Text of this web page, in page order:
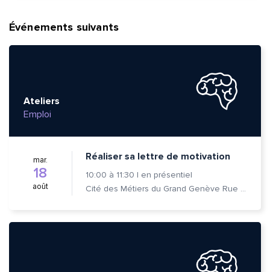
Événements suivants
Ateliers
Emploi
mar.
18
août
Réaliser sa lettre de motivation
10:00 à 11:30 | en présentiel
Cité des Métiers du Grand Genève Rue Prévost-Martin 6 1205 Genève